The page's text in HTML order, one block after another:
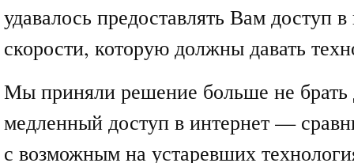
удавалось предоставлять Вам доступ
скорости, которую должны давать
Мы приняли решение больше не брать
медленный доступ в интернет —
с возможным на устаревших